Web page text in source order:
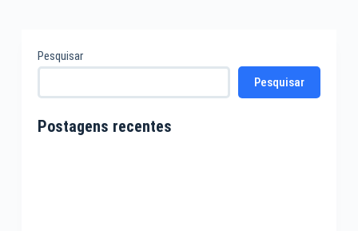
Pesquisar
Pesquisar
Postagens recentes